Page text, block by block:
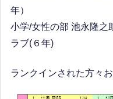
年）
小学/女性の部 池永隆之
ラブ(６年)
ランクインされた方々